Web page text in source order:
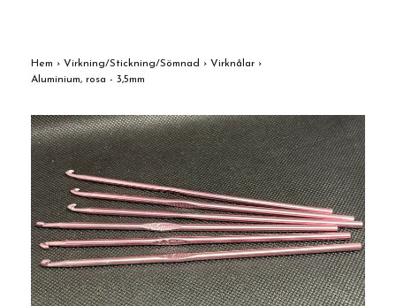
Hem › Virkning/Stickning/Sömnad › Virknålar ›
Aluminium, rosa - 3,5mm